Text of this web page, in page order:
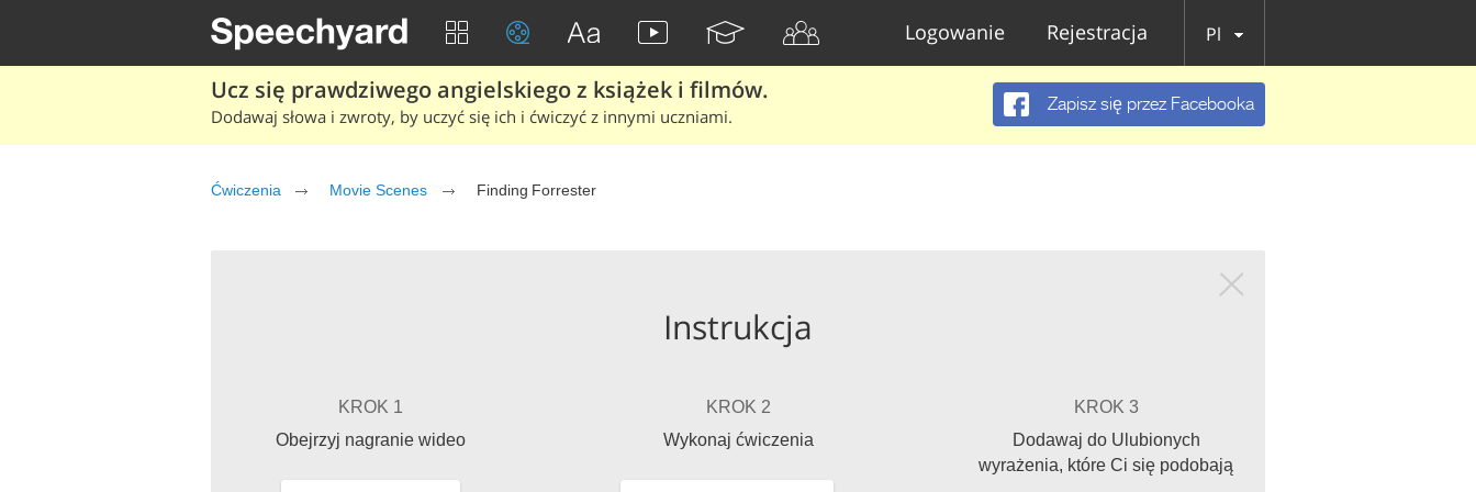
Logowanie Rejestracja Pl
Ucz się prawdziwego angielskiego z książek i filmów.
Dodawaj słowa i zwroty, by uczyć się ich i ćwiczyć z innymi uczniami.
Zapisz się przez Facebooka
Ćwiczenia Movie Scenes Finding Forrester
Instrukcja
KROK 1
Obejrzyj nagranie wideo
KROK 2
Wykonaj ćwiczenia
KROK 3
Dodawaj do Ulubionych
wyrażenia, które Ci się podobają